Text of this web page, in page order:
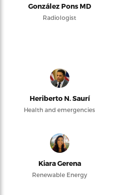
González Pons MD
Radiologist
Heriberto N. Saurí
Health and emergencies
Kiara Gerena
Renewable Energy